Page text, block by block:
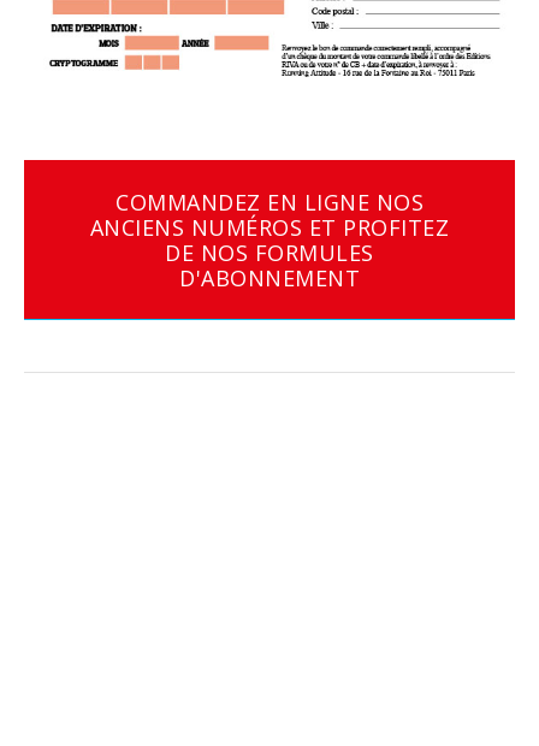
COMMANDEZ EN LIGNE NOS
ANCIENS NUMÉROS ET PROFITEZ
DE NOS FORMULES
D'ABONNEMENT